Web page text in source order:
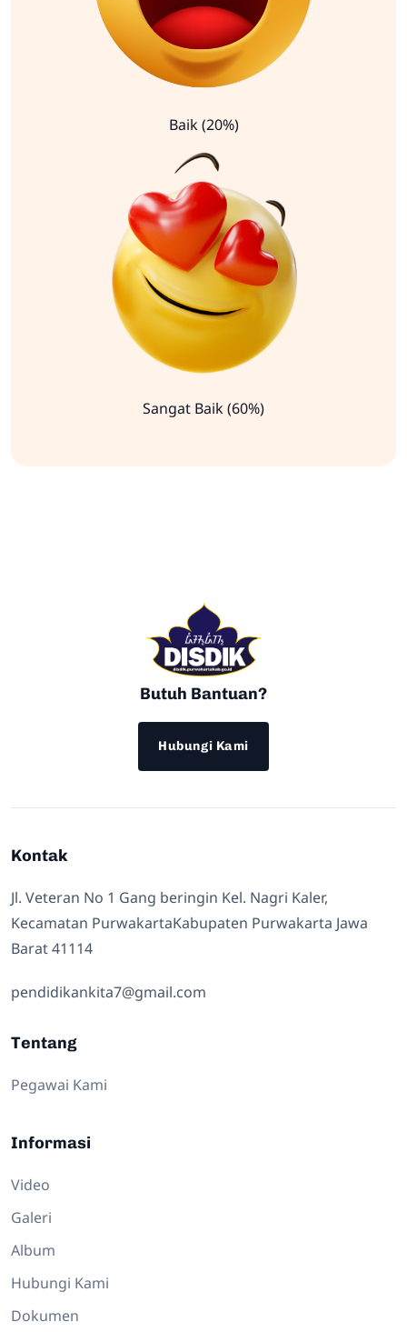
Baik (20%)
Sangat Baik (60%)
Butuh Bantuan?
Hubungi Kami
Kontak
Jl. Veteran No 1 Gang beringin Kel. Nagri Kaler,
Kecamatan PurwakartaKabupaten Purwakarta Jawa
Barat 41114
pendidikankita7@gmail.com
Tentang
Pegawai Kami
Informasi
Video
Galeri
Album
Hubungi Kami
Dokumen